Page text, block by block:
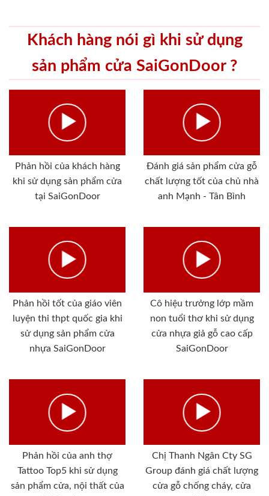
Khách hàng nói gì khi sử dụng
sản phẩm cửa SaiGonDoor ?
Phản hồi của khách hàng
khi sử dụng sản phẩm cửa
tại SaiGonDoor
Đánh giá sản phẩm cửa gỗ
chất lượng tốt của chủ nhà
anh Mạnh - Tân Bình
Phản hồi tốt của giáo viên
luyện thi thpt quốc gia khi
sử dụng sản phẩm cửa
nhựa SaiGonDoor
Cô hiệu trưởng lớp mầm
non tuổi thơ khi sử dụng
cửa nhựa giả gỗ cao cấp
SaiGonDoor
Phản hồi của anh thợ
Tattoo Top5 khi sử dụng
sản phẩm cửa, nội thất của
Chị Thanh Ngân Cty SG
Group đánh giá chất lượng
cửa gỗ chống cháy, cửa